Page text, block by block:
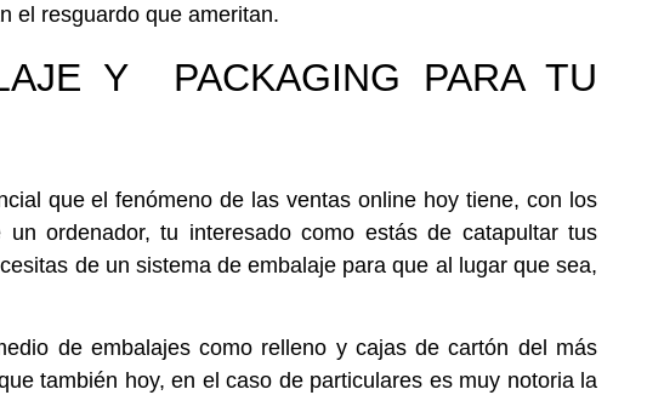
el resguardo que ameritan.
Y PACKAGING PARA TU
que el fenómeno de las ventas online hoy tiene, con los
ordenador, tu interesado como estás de catapultar tus
de un sistema de embalaje para que al lugar que sea,
de embalajes como relleno y cajas de cartón del más
también hoy, en el caso de particulares es muy notoria la